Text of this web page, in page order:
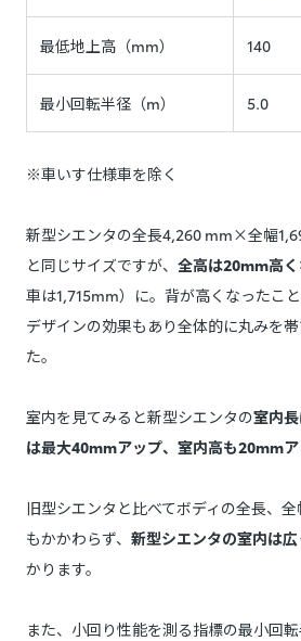
最低地上高（mm） 140
最小回転半径（m） 5.0
※車いす仕様車を除く
新型シエンタの全長4,260 mm×全幅
と同じサイズですが、 全高は20mm高く
車は1,715mm）に。背が高くなったこ
デザインの効果もあり全体的に丸みを
た。
室内を見てみると新型シエンタの室内
は最大40mmアップ、室内高も20mm
旧型シエンタと比べてボディの全長、
もかかわらず、 新型シエンタの室内は広
かります。
また、小回り性能を測る指標の最小回